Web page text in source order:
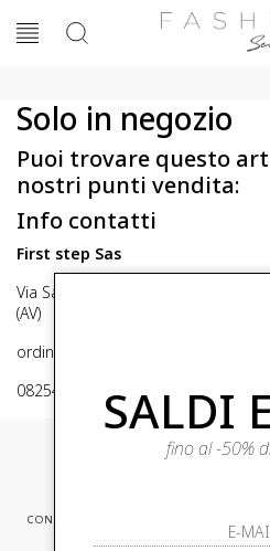
Solo in negozio
Puoi trovare questo
nostri punti vendita:
Info contatti
First step Sas
Via San Michele 16, Mirabella
(AV)
ordini@fashionscoppettuolo.it
0825449414
CONSEGNA EXPRESS
SALDI
fino al -50%